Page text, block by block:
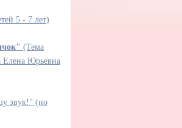
5 - 7 лет)
(Тема
Елена Юрьевна
звук!" (по